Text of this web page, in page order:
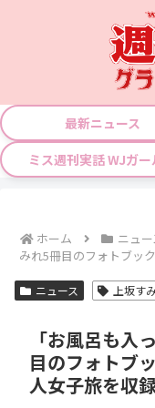
最新ニュース
ミス週刊実話 WJガー
ホーム ニュー
みれ5冊目のフォトブッ
ニュース 上坂す
「お風呂も
目のフォトブ
人女子旅を収